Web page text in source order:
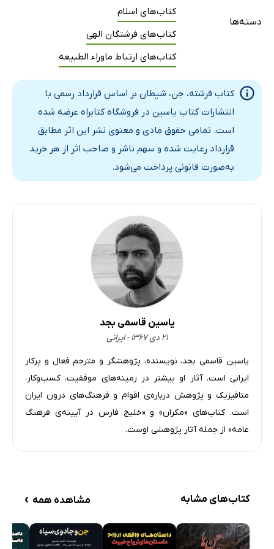
هیچ چیز از خدا پنهان نخواهد بود
به خاطر دوست داشتن فرشتگان آنان را یادآوری مى‌کنیم
ایمان به غیبت
دلیل از قرآن کریم
دلیل از سنت
عدم رؤیت دلیل بر عدم وجود نیست
چگونه جن‌های کافر با آتش عذاب داده می‌شوند؟
آیا جن می‌خورد و می‌نوشد؟
جن خود را به شکل و صورت‌های مختلف در می‌آورد
پناه بردن به جن حرام است
کمک خواستن از جن حرام است
آیا جن به مردم آزار و اذیت می‌رساند؟
صرع و جن زدگی
ذکر ادله
علل جن زدگی
نشانه‌های جن زدگی
نشانه‌های جن زدگی در خواب
دسته‌ها
کتاب‌های اسلام
کتاب‌های فرشتگان الهی
کتاب‌های ارتباط ماوراء الطبیعه
کتاب فرشته، جن، شیطان بر اساس قرارداد رسمی با
انتشارات کتاب یاسین در فروشگاه کتابراه عرضه شده
است. تمامی حقوق مادی و معنوی نشر این اثر مطابق
قرارداد رعایت شده و سهم ناشر و صاحب اثر از هر خرید
به‌صورت قانونی پرداخت می‌شود.
یاسین قاسمی بجد
۲۱ دی ۱۳۶۷ - ایرانی
یاسین قاسمی بجد، نویسنده، پژوهشگر و مترجم فعال و پرکار
ایرانی است. آثار او بیشتر در زمینه‌ها‌ی موفقیت، کسب‌وکار،
متافیزیک و پژوهش درباره‌ی اقوام و فرهنگ‌های درون ایران
است. کتاب‌های «مکران» و «خلیج فارس در آیینه‌ی فرهنگ
عامه» از جمله آثار پژوهشی اوست.
کتاب‌های مشابه مشاهده همه ›